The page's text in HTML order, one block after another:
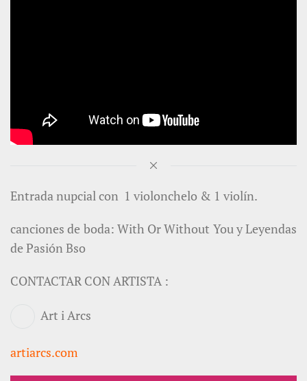
Entrada nupcial con 1 violonchelo & 1 violín.
canciones de boda: With Or Without You y Leyendas
de Pasión Bso
CONTACTAR CON ARTISTA :
Art i Arcs
artiarcs.com